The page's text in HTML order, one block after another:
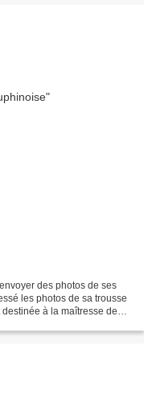
des photos de ses
les photos de sa trousse
à la maîtresse de